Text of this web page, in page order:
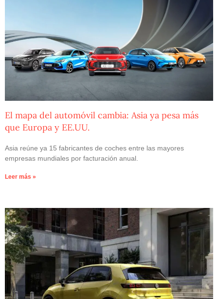
El mapa del automóvil cambia: Asia ya pesa más
que Europa y EE.UU.
Asia reúne ya 15 fabricantes de coches entre las mayores
empresas mundiales por facturación anual.
Leer más »